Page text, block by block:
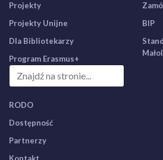
Projekty
Projekty Unijne
Dla Bibliotekarzy
Program Erasmus+
BIP
RODO
Dostępność
Partnerzy